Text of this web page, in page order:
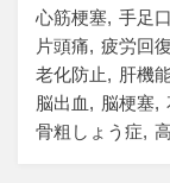
心筋梗塞 手足
片頭痛
疲労回復
老化防止
肝機
脳出血
脳梗塞
骨粗しょう症